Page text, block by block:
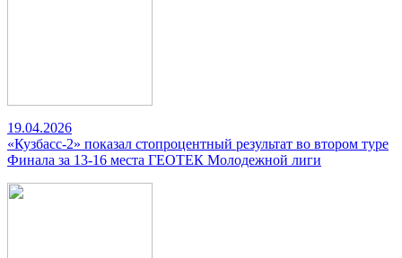
19.04.2026
«Кузбасс-2» показал стопроцентный результат во втором туре
Финала за 13-16 места ГЕОТЕК Молодежной лиги